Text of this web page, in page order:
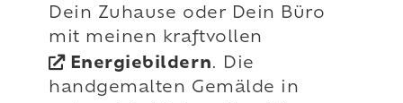
Dein Zuhause oder Dein Büro
mit meinen kraftvollen
Energiebildern. Die
handgemalten Gemälde in